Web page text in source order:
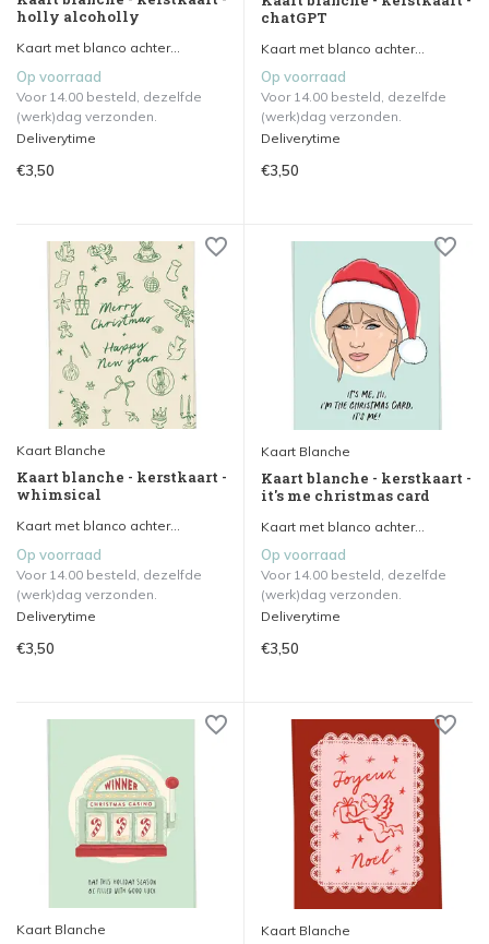
holly alcoholly
Kaart met blanco achter...
Op voorraad
Voor 14.00 besteld, dezelfde
(werk)dag verzonden.
Deliverytime
€3,50
chatGPT
Kaart met blanco achter...
Op voorraad
Voor 14.00 besteld, dezelfde
(werk)dag verzonden.
Deliverytime
€3,50
Kaart Blanche
Kaart blanche - kerstkaart -
whimsical
Kaart met blanco achter...
Op voorraad
Voor 14.00 besteld, dezelfde
(werk)dag verzonden.
Deliverytime
€3,50
Kaart Blanche
Kaart blanche - kerstkaart -
it's me christmas card
Kaart met blanco achter...
Op voorraad
Voor 14.00 besteld, dezelfde
(werk)dag verzonden.
Deliverytime
€3,50
Kaart Blanche Kaart Blanche